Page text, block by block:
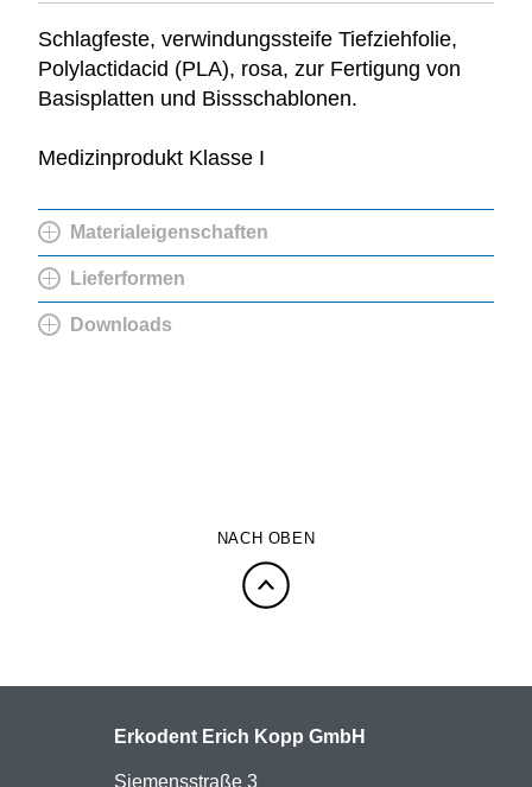
Schlagfeste, verwindungssteife Tiefziehfolie,
Polylactidacid (PLA), rosa, zur Fertigung von
Basisplatten und Bissschablonen.
Medizinprodukt Klasse I
Materialeigenschaften
Lieferformen
Downloads
NACH OBEN
Erkodent Erich Kopp GmbH
Siemensstraße 3